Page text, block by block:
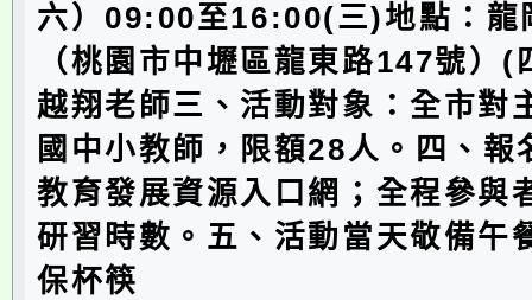
六）09:00至16:00(三)地點：龍
（桃園市中壢區龍東路147號）(
越翔老師三、活動對象：全市對
國中小教師，限額28人。四、報
教育發展資源入口網；全程參與
研習時數。五、活動當天敬備午
保杯筷